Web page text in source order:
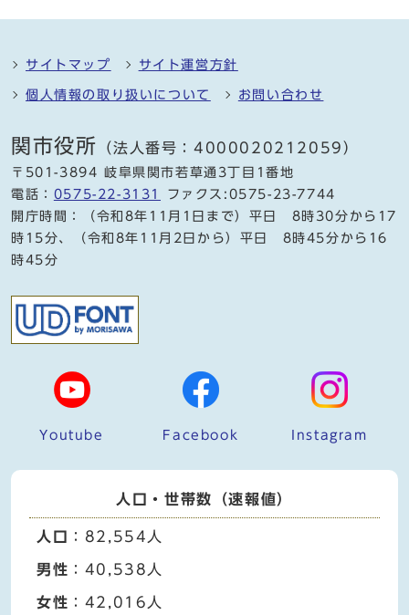
サイトマップ サイト運営方針
個人情報の取り扱いについて お問い合わせ
関市役所 （法人番号：4000020212059）
〒501-3894 岐阜県関市若草通3丁目1番地
電話： 0575-22-3131
ファクス:0575-23-7744
開庁時間：（令和8年11月1日まで）平日 8時30分から17
時15分、（令和8年11月2日から）平日 8時45分から16
時45分
Youtube Facebook Instagram
人口・世帯数（速報値）
人口 ：82,554人
男性 ：40,538人
女性 ：42,016人